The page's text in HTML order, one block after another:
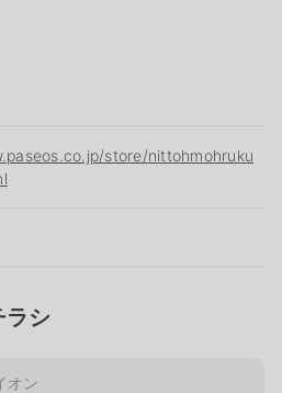
store/nittohmohruku
ラシ
オン